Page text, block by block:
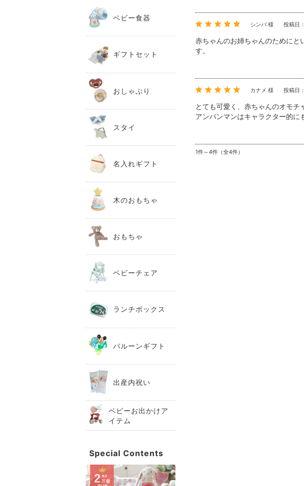
シンバ 様 投稿日
赤ちゃんのお姉ちゃんのためにと
す。
カナメ 様 投稿日
とても可愛く、赤ちゃんのオモチ
アンパンマンはキャラクター的に
1件～4件（全4件）
ベビー食器
ギフトセット
おしゃぶり
スタイ
名入れギフト
木のおもちゃ
おもちゃ
ベビーチェア
ランチボックス
バルーンギフト
出産内祝い
ベビーお出かけア
イテム
Special Contents